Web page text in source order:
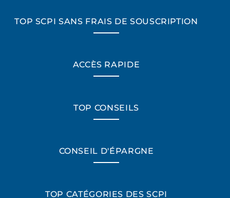
TOP SCPI SANS FRAIS DE SOUSCRIPTION
ACCÈS RAPIDE
TOP CONSEILS
CONSEIL D'ÉPARGNE
TOP CATÉGORIES DES SCPI